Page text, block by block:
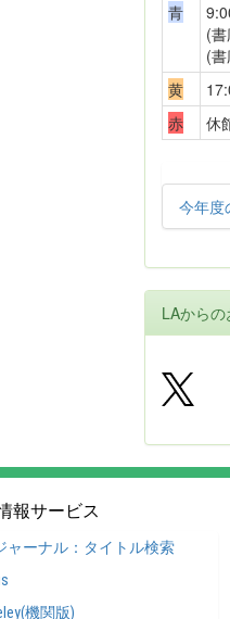
青
(
(
黄
赤
休
今年度
LAから
報サービス
ーナル：タイトル検索
機関版)